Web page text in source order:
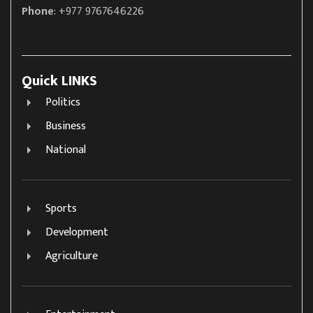
Phone: +977 9767646226
Quick LINKS
Politics
Business
National
Sports
Development
Agriculture